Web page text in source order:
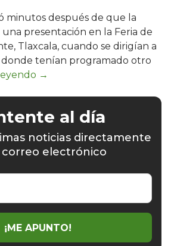
minutos después de que la
presentación en la Feria de
Tlaxcala, cuando se dirigían a
donde tenían programado otro
al día
noticias directamente
electrónico
¡ME APUNTO!